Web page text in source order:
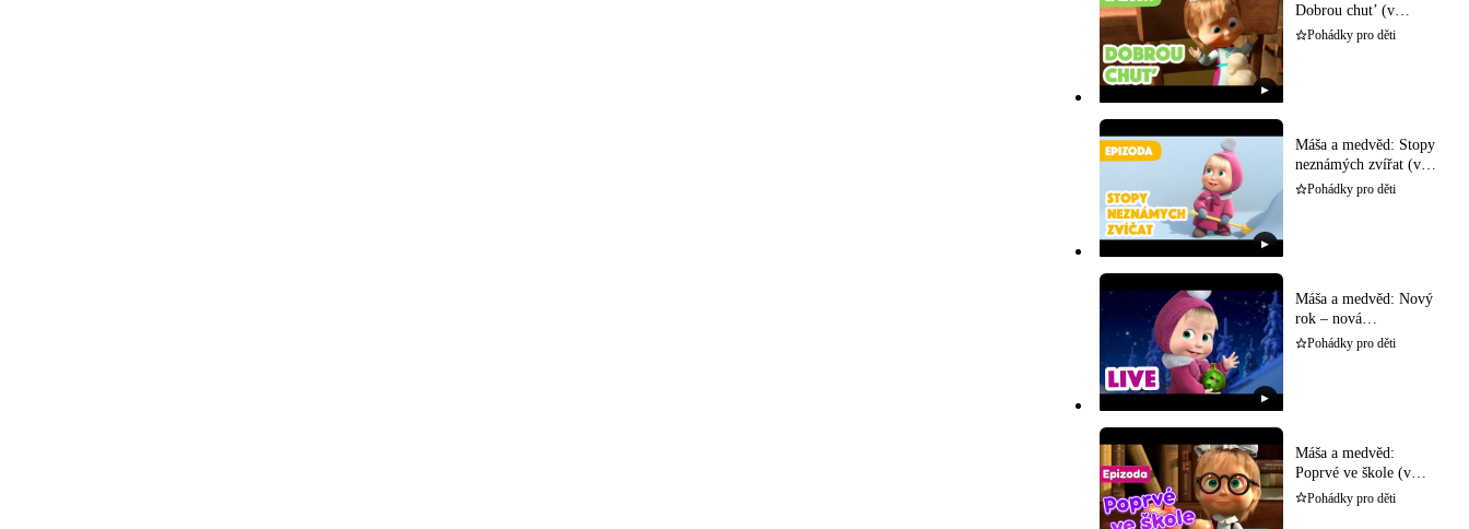
▶
Dobrou chut’ (v
češtině)
Pohádky pro děti
▶
Máša a medvěd: Stopy
neznámých zvířat (v
češtině)
Pohádky pro děti
▶
Máša a medvěd: Nový
rok – nová
dobrodružství (v
Pohádky pro děti
Máša a medvěd:
Poprvé ve škole (v
češtině)
Pohádky pro děti